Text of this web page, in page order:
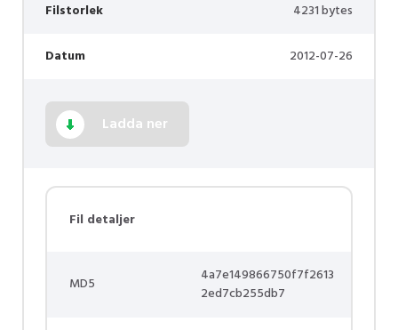
Filstorlek 4231 bytes
Datum 2012-07-26
Ladda ner
Fil detaljer
MD5
4a7e149866750f7f2613
2ed7cb255db7